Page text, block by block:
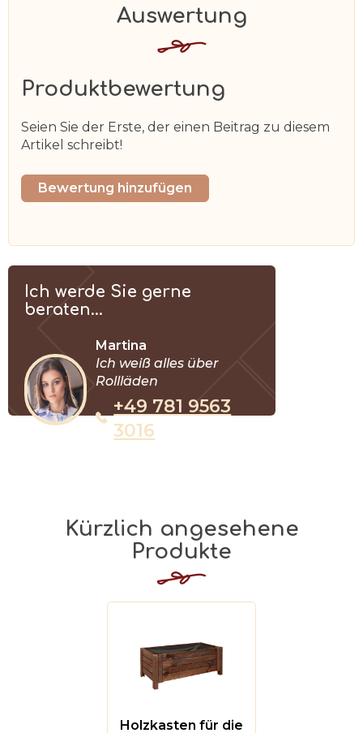
Produktbewertung
Seien Sie der Erste, der einen Beitrag zu diesem
Artikel schreibt!
Bewertung hinzufügen
Ich werde Sie gerne
beraten...
Martina
Ich weiß alles über
Rollläden
+49 781 9563
3016
Kürzlich angesehene
Produkte
Holzkasten für die